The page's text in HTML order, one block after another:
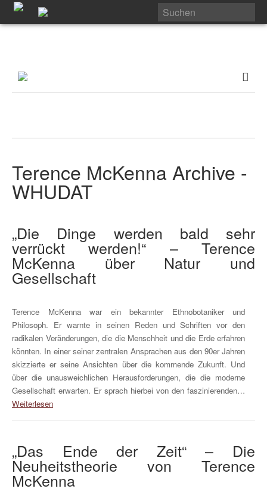
Terence McKenna Archive -
WHUDAT
„Die Dinge werden bald sehr
verrückt werden!“ – Terence
McKenna über Natur und
Gesellschaft
Terence McKenna war ein bekannter Ethnobotaniker und
Philosoph. Er warnte in seinen Reden und Schriften vor den
radikalen Veränderungen, die die Menschheit und die Erde erfahren
könnten. In einer seiner zentralen Ansprachen aus den 90er Jahren
skizzierte er seine Ansichten über die kommende Zukunft. Und
über die unausweichlichen Herausforderungen, die die moderne
Gesellschaft erwarten. Er sprach hierbei von den faszinierenden…
Weiterlesen
„Das Ende der Zeit“ – Die
Neuheitstheorie von Terence
McKenna